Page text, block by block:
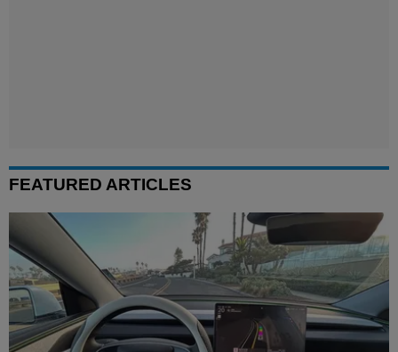
FEATURED ARTICLES